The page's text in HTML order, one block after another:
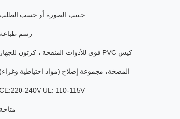
حسب الصورة أو حسب الطلب
رسم طباعة
كيس PVC قوي للأدوات المنفخة ، كرتون للجهاز
المضخة، مجموعة إصلاح (مواد احتياطية وغراء)
CE:220-240V UL: 110-115V
متاحة